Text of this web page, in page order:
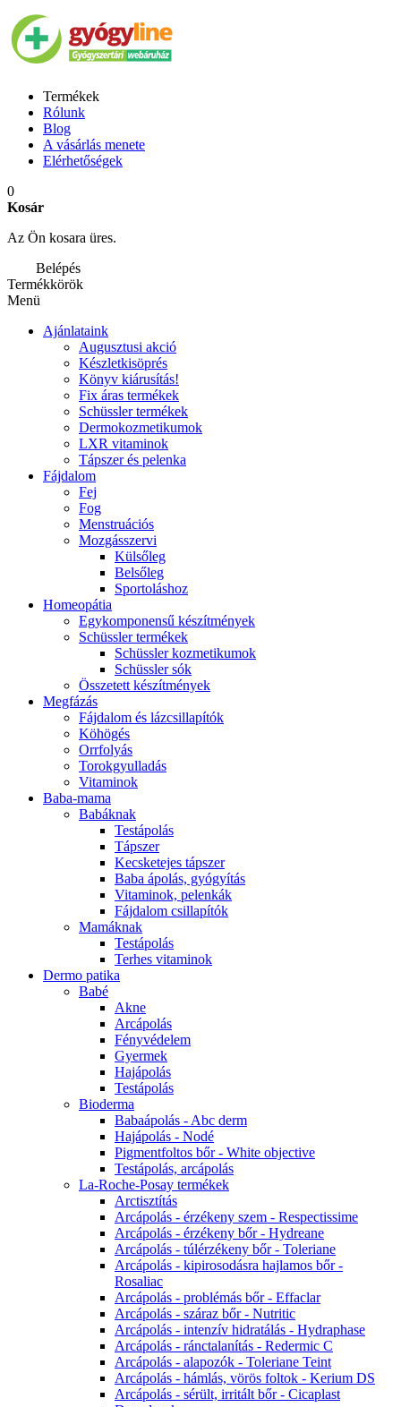
Termékek
Rólunk
Blog
A vásárlás menete
Elérhetőségek
0
Kosár
Az Ön kosara üres.
Belépés
Termékkörök
Menü
Ajánlataink
Augusztusi akció
Készletkisöprés
Könyv kiárusítás!
Fix áras termékek
Schüssler termékek
Dermokozmetikumok
LXR vitaminok
Tápszer és pelenka
Fájdalom
Fej
Fog
Menstruációs
Mozgásszervi
Külsőleg
Belsőleg
Sportoláshoz
Homeopátia
Egykomponensű készítmények
Schüssler termékek
Schüssler kozmetikumok
Schüssler sók
Összetett készítmények
Megfázás
Fájdalom és lázcsillapítók
Köhögés
Orrfolyás
Torokgyulladás
Vitaminok
Baba-mama
Babáknak
Testápolás
Tápszer
Kecsketejes tápszer
Baba ápolás, gyógyítás
Vitaminok, pelenkák
Fájdalom csillapítók
Mamáknak
Testápolás
Terhes vitaminok
Dermo patika
Babé
Akne
Arcápolás
Fényvédelem
Gyermek
Hajápolás
Testápolás
Bioderma
Babaápolás - Abc derm
Hajápolás - Nodé
Pigmentfoltos bőr - White objective
Testápolás, arcápolás
La-Roche-Posay termékek
Arctisztítás
Arcápolás - érzékeny szem - Respectissime
Arcápolás - érzékeny bőr - Hydreane
Arcápolás - túlérzékeny bőr - Toleriane
Arcápolás - kipirosodásra hajlamos bőr -
Rosaliac
Arcápolás - problémás bőr - Effaclar
Arcápolás - száraz bőr - Nutritic
Arcápolás - intenzív hidratálás - Hydraphase
Arcápolás - ránctalanítás - Redermic C
Arcápolás - alapozók - Toleriane Teint
Arcápolás - hámlás, vörös foltok - Kerium DS
Arcápolás - sérült, irritált bőr - Cicaplast